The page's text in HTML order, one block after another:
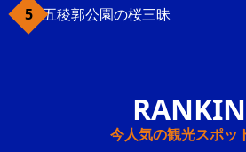
五稜郭公園の桜三昧
今人気の観光スポッ